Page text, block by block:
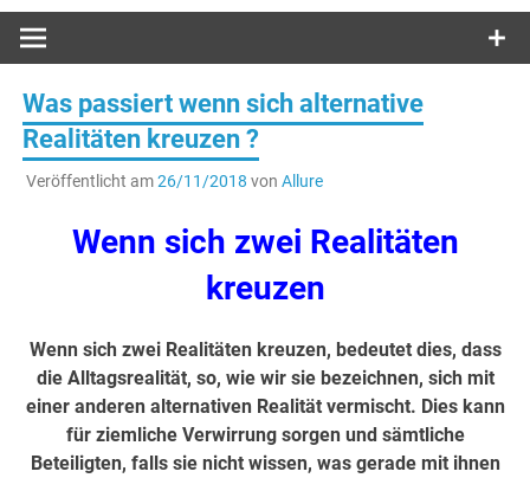
Was passiert wenn sich alternative
Realitäten kreuzen ?
Veröffentlicht am26/11/2018 von Allure
Wenn sich zwei Realitäten
kreuzen
Wenn sich zwei Realitäten kreuzen, bedeutet dies, dass
die Alltagsrealität, so, wie wir sie bezeichnen, sich mit
einer anderen alternativen Realität vermischt. Dies kann
für ziemliche Verwirrung sorgen und sämtliche
Beteiligten, falls sie nicht wissen, was gerade mit ihnen